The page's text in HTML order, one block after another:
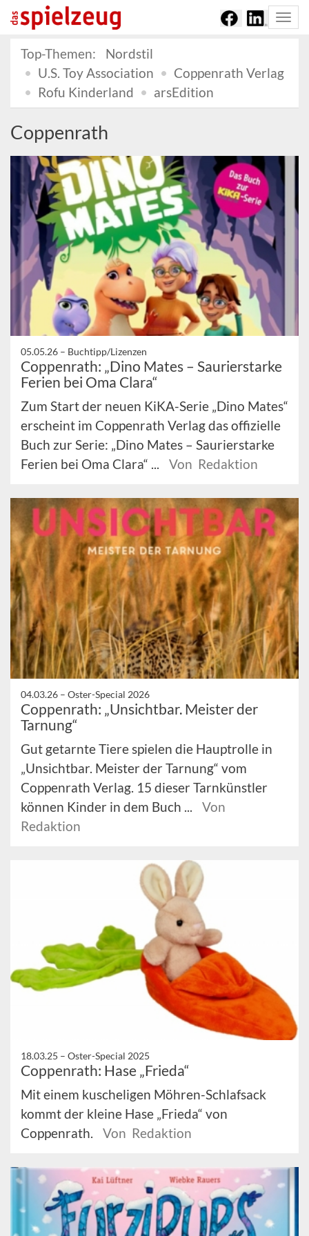
Top-Themen:
Nordstil
U.S. Toy Association
Coppenrath Verlag
Rofu Kinderland
arsEdition
Coppenrath
05.05.26 – Buchtipp/Lizenzen
Coppenrath: „Dino Mates – Saurierstarke
Ferien bei Oma Clara“
Zum Start der neuen KiKA-Serie „Dino Mates“
erscheint im Coppenrath Verlag das offizielle
Buch zur Serie: „Dino Mates – Saurierstarke
Ferien bei Oma Clara“ ...
Von Redaktion
04.03.26 – Oster-Special 2026
Coppenrath: „Unsichtbar. Meister der
Tarnung“
Gut getarnte Tiere spielen die Hauptrolle in
„Unsichtbar. Meister der Tarnung“ vom
Coppenrath Verlag. 15 dieser Tarnkünstler
können Kinder in dem Buch ...
Von
Redaktion
18.03.25 – Oster-Special 2025
Coppenrath: Hase „Frieda“
Mit einem kuscheligen Möhren-Schlafsack
kommt der kleine Hase „Frieda“ von
Coppenrath.
Von Redaktion